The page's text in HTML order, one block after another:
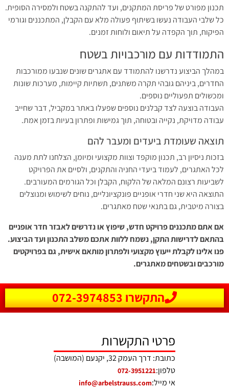
תכנון מפורט של פריסת המתקנים, ועד להתקנה בשטח ולמסירה הסופית.
כל שלבי העבודה נעשו בשיתוף פעולה מלא עם הקבלן, המתכננים וגורמי
הפיקוח, תוך הקפדה על תיאום ולוחות זמנים.
התמודדות עם מורכבויות בשטח
במהלך הביצוע נדרשנו להתמודד עם אתגרים שונים שנבעו ממורכבות
החדרים, ביניהם גובהי תקרה משתנים, תשתיות קיימות, מערכות שונות
ומכשולים תפעוליים נוספים.
העבודה בוצעה לצד קבלנים נוספים שפעלו באתר במקביל, דבר שחייב
עבודה מדויקת, נקייה ובטוחה, תוך גמישות ופתרון בעיות בזמן אמת.
תוצאה שעומדת ביעדים ומעבר להם
בזכות ניסיון רב, תכנון מוקפד וצוות מקצועי ומיומן, הצלחנו לתת מענה
לכל האתגרים, לעמוד ביעדי החניה והתקנים, ולסיים את הפרויקט
לשביעות רצונם המלאה של הלקוח, הקבלן וכל הגורמים המעורבים.
התוצאה היא שני חדרי אופניים פונקציונליים, נוחים לשימוש ומנוצלים
בצורה מיטבית, גם בתנאי שטח מאתגרים.
אם אתם מתכננים פרויקט חדש, שיפוץ או נדרשים לאבזר חדר אופניים
בהתאם לדרישות התקן, נשמח ללוות אתכם משלב התכנון ועד הביצוע.
פנו אלינו לקבלת ייעוץ מקצועי ולפתרון מותאם אישית, גם בפרויקטים
מורכבים ובשטחים מאתגרים.
התקשרו 072-3974853
פרטי התקשרות
כתובת: דרך העמק 32, יקנעם (המושבה)
טלפון:072-3951221
אי מייל:info@arbelstrauss.com